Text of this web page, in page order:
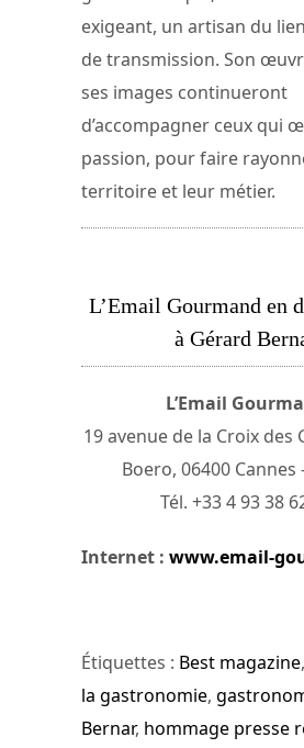
exigeant, un artisan du
de transmission. Son
ses images continueront
d’accompagner ceux qui
passion, pour faire
territoire et leur métier.
L’Email Gourmand en
à Gérard
L’Email
19 avenue de la Croix des
Boero, 06400 Cannes
Tél. +33 4 93 38
Internet : www.email-
Étiquettes : Best magazine,
la gastronomie,
Bernar, hommage presse